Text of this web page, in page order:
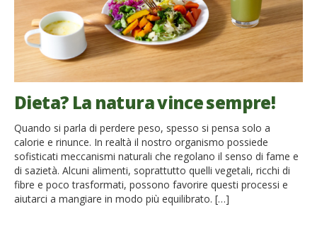
Dieta? La natura vince sempre!
Quando si parla di perdere peso, spesso si pensa solo a
calorie e rinunce. In realtà il nostro organismo possiede
sofisticati meccanismi naturali che regolano il senso di fame e
di sazietà. Alcuni alimenti, soprattutto quelli vegetali, ricchi di
fibre e poco trasformati, possono favorire questi processi e
aiutarci a mangiare in modo più equilibrato. […]